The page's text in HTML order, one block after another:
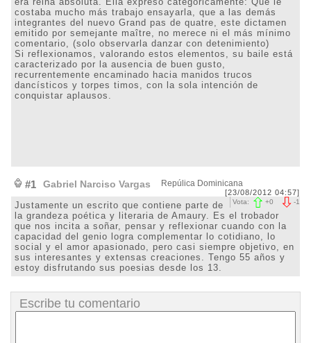
costaba mucho más trabajo ensayarla, que a las demás
integrantes del nuevo Grand pas de quatre, este dictamen
emitido por semejante maître, no merece ni el más mínimo
comentario, (solo observarla danzar con detenimiento)
Si reflexionamos, valorando estos elementos, su baile está
caracterizado por la ausencia de buen gusto,
recurrentemente encaminado hacia manidos trucos
dancísticos y torpes timos, con la sola intención de
conquistar aplausos.
#1 Gabriel Narciso Vargas Repúlica Dominicana
[23/08/2012 04:57]
-1
Vota: +0
Justamente un escrito que contiene parte de
la grandeza poética y literaria de Amaury. Es el trobador
que nos incita a soñar, pensar y reflexionar cuando con la
capacidad del genio logra complementar lo cotidiano, lo
social y el amor apasionado, pero casi siempre objetivo, en
sus interesantes y extensas creaciones. Tengo 55 años y
estoy disfrutando sus poesias desde los 13.
Escribe tu comentario